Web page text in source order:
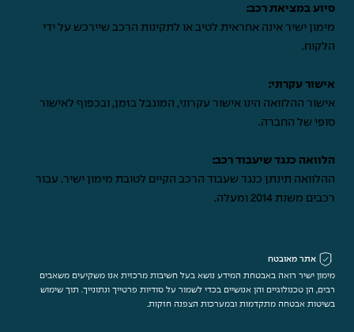
סיוע במציאת רכב:
מימון ישיר אינה אחראית לטיב או לתקינות הרכב שיירכש על ידי
הלקוח.
אישור עקרוני:
אישור ההלוואה הינו אישור עקרוני, המוגבל בזמן, ובכפוף לאישור
סופי של החברה.
הלוואה כנגד שיעבוד רכב:
ההלוואה תינתן כנגד שעבוד הרכב הקיים לטובת מימון ישיר. עבור
רכבים משנת 2014 ומעלה.
אתר מאובטח
מימון ישיר רואה באבטחת המידע נושא בעל חשיבות מרכזית אנו משקיעים משאבים
רבים, הן טכנולוגיים והן אנושיים בכדי לשמור על סודיות פרטייך ונתונייך. תוך שימוש
בשיטות אבטחה מתקדמות ובמערכות הצפנה חזקות.